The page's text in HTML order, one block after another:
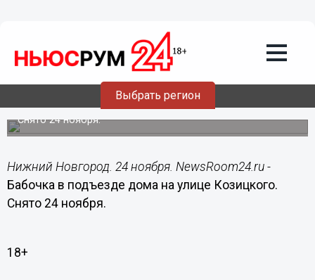
Выбрать регион
24.11.201521:36
Бабочка в подъезде дома на улице
Снято 24 ноября.
Нижний Новгород. 24 ноября. NewsRoom24.ru -
Бабочка в подъезде дома на улице Козицкого.
Снято 24 ноября.
18+